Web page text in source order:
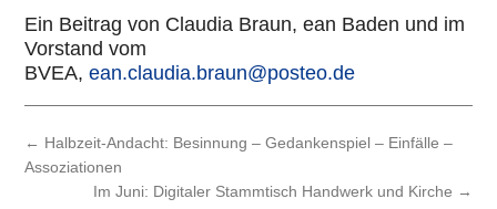
Ein Beitrag von Claudia Braun, ean Baden und im
Vorstand vom
BVEA,ean.claudia.braun@posteo.de
← Halbzeit-Andacht: Besinnung – Gedankenspiel – Einfälle –
Assoziationen
Im Juni: Digitaler Stammtisch Handwerk und Kirche →